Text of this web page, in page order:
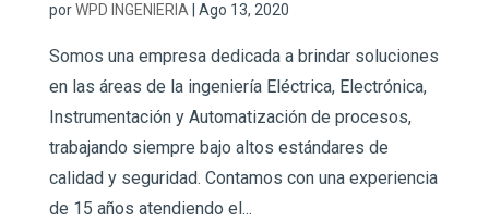
porWPD INGENIERIA Ago 13, 2020
Somos una empresa dedicada a brindar soluciones
en las áreas de la ingeniería Eléctrica, Electrónica,
Instrumentación y Automatización de procesos,
trabajando siempre bajo altos estándares de
calidad y seguridad. Contamos con una experiencia
de 15 años atendiendo el...